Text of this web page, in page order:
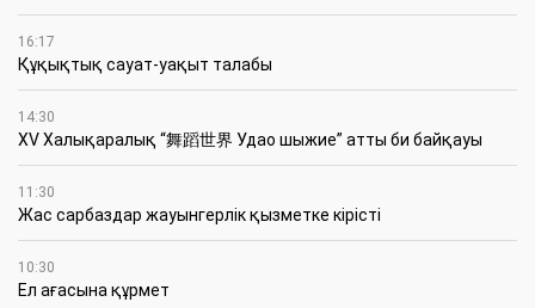
16:17
Құқықтық сауат-уақыт талабы
14:30
XV Халықаралық “舞蹈世界 Удао шыжие” атты би байқауы
11:30
Жас сарбаздар жауынгерлік қызметке кірісті
10:30
Ел ағасына құрмет